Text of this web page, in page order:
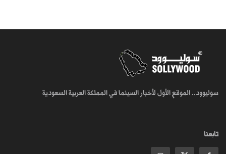
سوليوود.. الموقع الأول لأخبار السينما في المملكة العربية السعودية
تابعنا